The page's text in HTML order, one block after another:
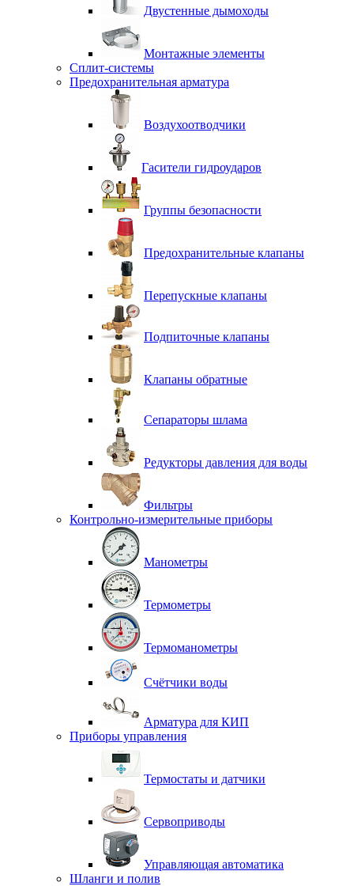
Двустенные дымоходы
Монтажные элементы
Сплит-системы
Предохранительная арматура
Воздухоотводчики
Гасители гидроударов
Группы безопасности
Предохранительные клапаны
Перепускные клапаны
Подпиточные клапаны
Клапаны обратные
Сепараторы шлама
Редукторы давления для воды
Фильтры
Контрольно-измерительные приборы
Манометры
Термометры
Термоманометры
Счётчики воды
Арматура для КИП
Приборы управления
Термостаты и датчики
Сервоприводы
Управляющая автоматика
Шланги и полив